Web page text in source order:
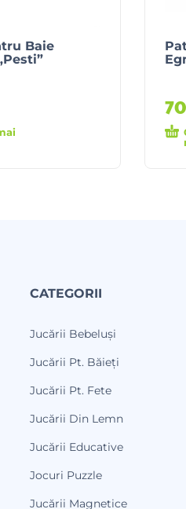
Baie
70
CATEGORII
Jucării Bebeluși
Jucării Pt. Băieți
Jucării Pt. Fete
Jucării Din Lemn
Jucării Educative
Jocuri Puzzle
Jucării Magnetice